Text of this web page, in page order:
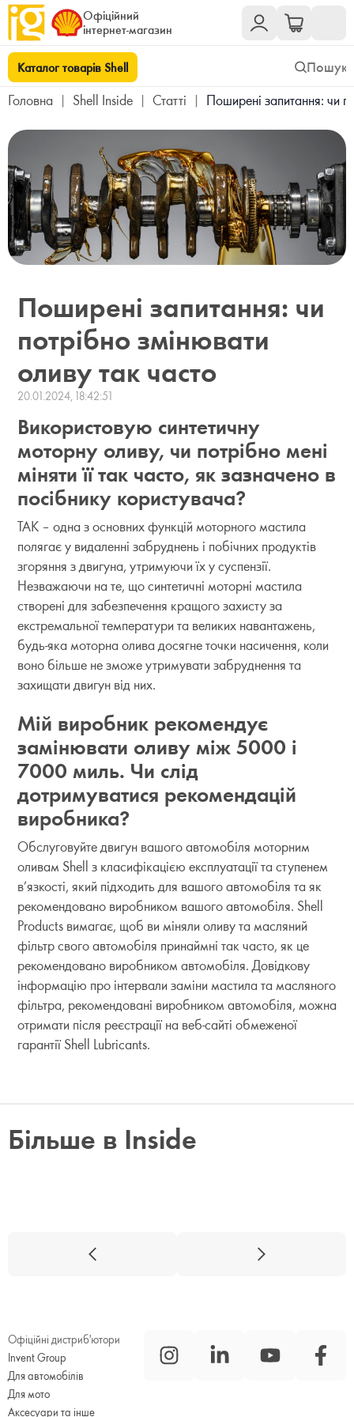
Офіційний
інтернет-магазин
Каталог товарів Shell
Головна | Shell Inside | Cтатті | Поширені запитання: чи
Поширені запитання: чи
потрібно змінювати
оливу так часто
20.01.2024, 18:42:51
Використовую синтетичну
моторну оливу, чи потрібно мені
міняти її так часто, як зазначено в
посібнику користувача?
ТАК – одна з основних функцій моторного мастила
полягає у видаленні забруднень і побічних продуктів
згоряння з двигуна, утримуючи їх у суспензії.
Незважаючи на те, що синтетичні моторні мастила
створені для забезпечення кращого захисту за
екстремальної температури та великих навантажень,
будь-яка моторна олива досягне точки насичення, коли
воно більше не зможе утримувати забруднення та
захищати двигун від них.
Мій виробник рекомендує
замінювати оливу між 5000 і
7000 миль. Чи слід
дотримуватися рекомендацій
виробника?
Обслуговуйте двигун вашого автомобіля моторним
оливам Shell з класифікацією експлуатації та ступенем
в’язкості, який підходить для вашого автомобіля та як
рекомендовано виробником вашого автомобіля. Shell
Products вимагає, щоб ви міняли оливу та масляний
фільтр свого автомобіля принаймні так часто, як це
рекомендовано виробником автомобіля. Довідкову
інформацію про інтервали заміни мастила та масляного
фільтра, рекомендовані виробником автомобіля, можна
отримати після реєстрації на веб-сайті обмеженої
гарантії Shell Lubricants.
Більше в Inside
Офіційні дистриб'ютори
Invent Group
Для автомобілів
Для мото
Аксесуари та інше